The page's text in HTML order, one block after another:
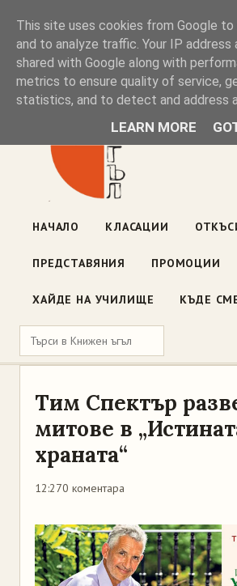
Книжен ъгъл
Блог на книжарницата — класации,
ул. „Оборище" 117, София· пон–пет
НАЧАЛО КЛАСАЦИИ
ПРЕДСТАВЯНИЯ ПРОМОЦИИ
ХАЙДЕ НА УЧИЛИЩЕ КЪДЕ
Тим Спектър
митове в
храната“
12:270 коментара
This site uses cookies from Google
and to analyze traffic. Your IP address
shared with Google along with
metrics to ensure quality of service,
statistics, and to detect and address
LEARN MORE